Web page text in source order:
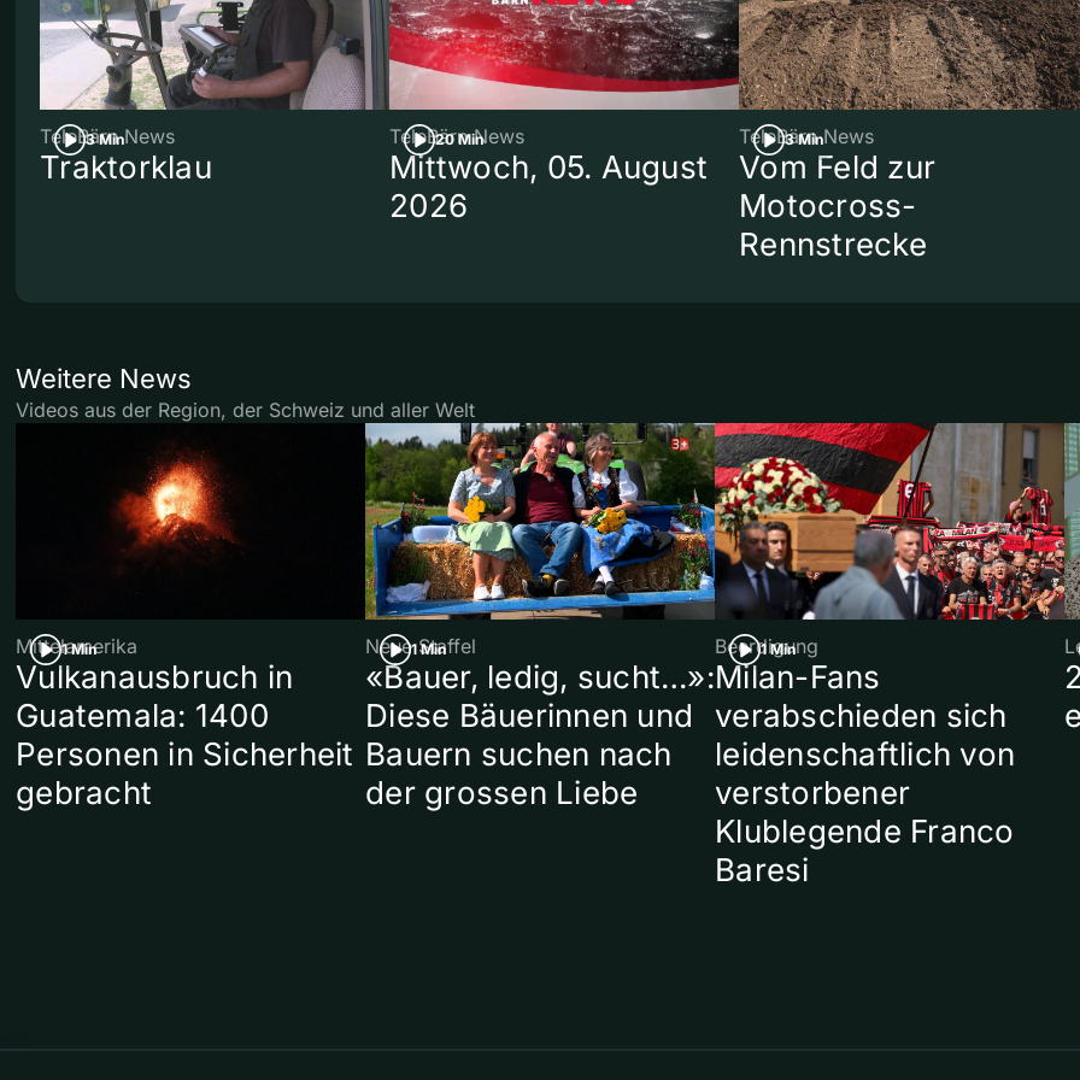
3 Min
TeleBärn News
Traktorklau
20 Min
TeleBärn News
Mittwoch, 05. August
2026
3 Min
TeleBärn News
Vom Feld zur
Motocross-
Rennstrecke
Weitere News
Videos aus der Region, der Schweiz und aller Welt
1 Min
Mittelamerika
Vulkanausbruch in
Guatemala: 1400
Personen in Sicherheit
gebracht
1 Min
Neue Staffel
«Bauer, ledig, sucht…»:
Diese Bäuerinnen und
Bauern suchen nach
der grossen Liebe
1 Min
Beerdigung
Milan-Fans
verabschieden sich
leidenschaftlich von
verstorbener
Klublegende Franco
Baresi